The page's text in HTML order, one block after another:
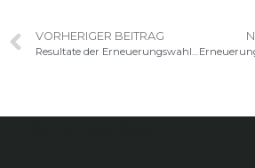
VORHERIGER BEITRAG